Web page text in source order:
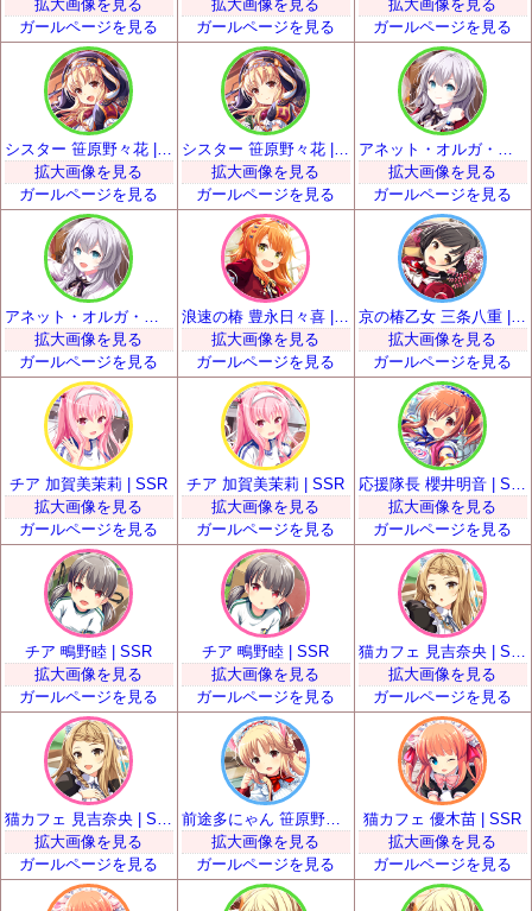
拡大画像を見る
ガールページを見る
拡大画像を見る
ガールページを見る
拡大画像を見る
ガールページを見る
拡大画像を見る
ガールページを見る
シスター 笹原野々花 | SSR
拡大画像を見る
ガールページを見る
拡大画像を見る
ガールページを見る
拡大画像を見る
ガールページを見る
浪速の椿 豊永日々喜 | SSR
拡大画像を見る
ガールページを見る
京の椿乙女 三条八重 | SSR
拡大画像を見る
ガールページを見る
チア 加賀美茉莉 | SSR
拡大画像を見る
ガールページを見る
チア 加賀美茉莉 | SSR
拡大画像を見る
ガールページを見る
拡大画像を見る
ガールページを見る
チア 鴫野睦 | SSR
拡大画像を見る
ガールページを見る
チア 鴫野睦 | SSR
拡大画像を見る
ガールページを見る
拡大画像を見る
ガールページを見る
拡大画像を見る
ガールページを見る
前途多にゃん 笹原野々花 | SSR
拡大画像を見る
ガールページを見る
猫カフェ 優木苗 | SSR
拡大画像を見る
ガールページを見る